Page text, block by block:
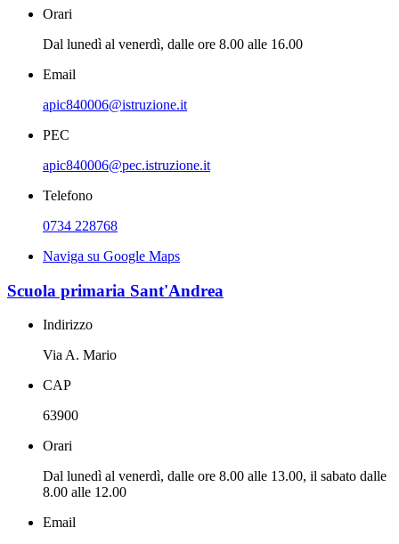
Orari
Dal lunedì al venerdì, dalle ore 8.00 alle 16.00
Email
apic840006@istruzione.it
PEC
apic840006@pec.istruzione.it
Telefono
0734 228768
Naviga su Google Maps
Scuola primaria Sant'Andrea
Indirizzo
Via A. Mario
CAP
63900
Orari
Dal lunedì al venerdì, dalle ore 8.00 alle 13.00, il sabato dalle
8.00 alle 12.00
Email